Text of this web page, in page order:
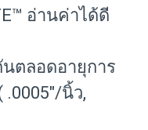
อ่านค่าได้ดี
ตลอดอายุการ
.0005"/นิ้ว,